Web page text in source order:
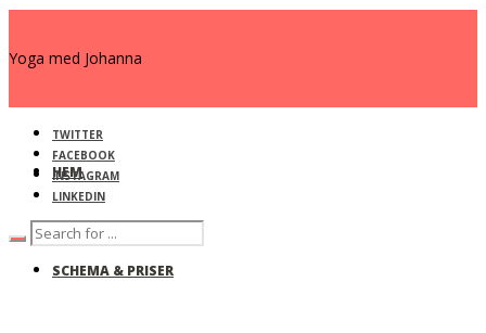
Yoga med Johanna
HEM
SCHEMA & PRISER
TWITTER
FACEBOOK
INSTAGRAM
LINKEDIN